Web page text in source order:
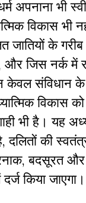
अपनाना भी
विकास भी
जातियों के
और जिस नर्क में
संविधान के
विकास
भी है। यह
दलितों की
बदसूरत
किया जाएगा।